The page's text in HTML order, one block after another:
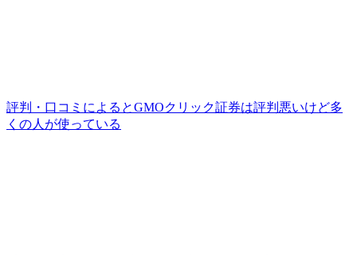
評判・口コミによるとGMOクリック証券は評判悪いけど多
くの人が使っている